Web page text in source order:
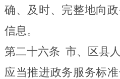
确、及时、完整地向
信息。
第二十六条 市、区县
应当推进政务服务标